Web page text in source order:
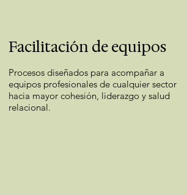
Facilitación de equipos
Procesos diseñados para acompañar a
equipos profesionales de cualquier sector
hacia mayor cohesión, liderazgo y salud
relacional.